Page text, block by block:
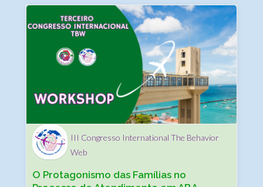
III Congresso International The Behavior
Web
O Protagonismo das Famílias no